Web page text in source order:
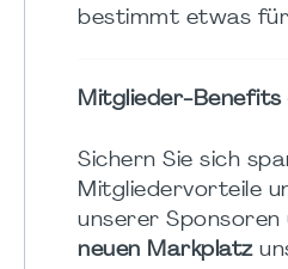
bestimmt etwas für
Mitglieder-Benefits
Sichern Sie sich
Mitgliedervorteile
unserer
neuen Markplatz